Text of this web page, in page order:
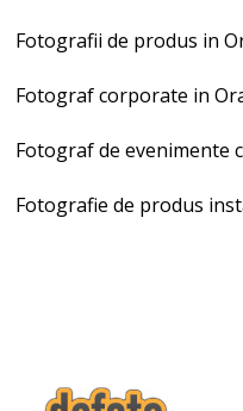
Fotografii de produs in
Fotograf corporate in
Fotograf de evenimente
Fotografie de produs